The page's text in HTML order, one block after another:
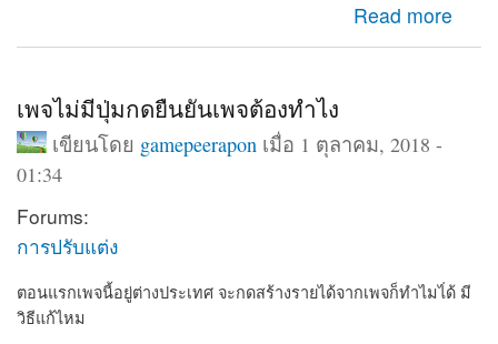
Read more
เพจไม่มีปุ่มกดยืนยันเพจต้องทำไง
เขียนโดย gamepeerapon เมื่อ 1 ตุลาคม, 2018 -
01:34
Forums:
การปรับแต่ง
ตอนแรกเพจนี้อยู่ต่างประเทศ จะกดสร้างรายได้จากเพจก็ทำไมไ่ด้ มี
วิธีแก้ไหม